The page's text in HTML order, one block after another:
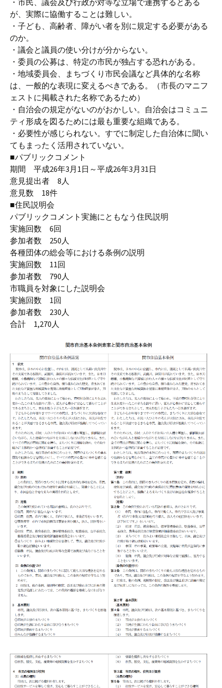
・市民、議会及び行政が対等な立場で連携するとある
が、実際に協働することは難しい。
・子ども、高齢者、障がい者を別に規定する必要がある
のか。
・議会と議員の使い分けが分からない。
・委員の公募は、特定の市民が独占する恐れがある。
・地域委員会、まちづくり市民会議など具体的な名称
は、一般的な表現に変えるべきである。（市長のマニフ
ェストに掲載された名称であるため）
・自治会の規定がないのがおかしい。自治会はコミュニ
ティ形成を図るためには最も重要な組織である。
・必要性が感じられない。すでに制定した自治体に聞い
てもまったく活用されていない。
■パブリックコメント
期間 平成26年3月1日～平成26年3月31日
意見提出者 8人
意見数 18件
■住民説明会
パブリックコメント実施にともなう住民説明
実施回数 6回
参加者数 250人
各種団体の総会等における条例の説明
実施回数 11回
参加者数 790人
市職員を対象にした説明会
実施回数 1回
参加者数 230人
合計 1,270人